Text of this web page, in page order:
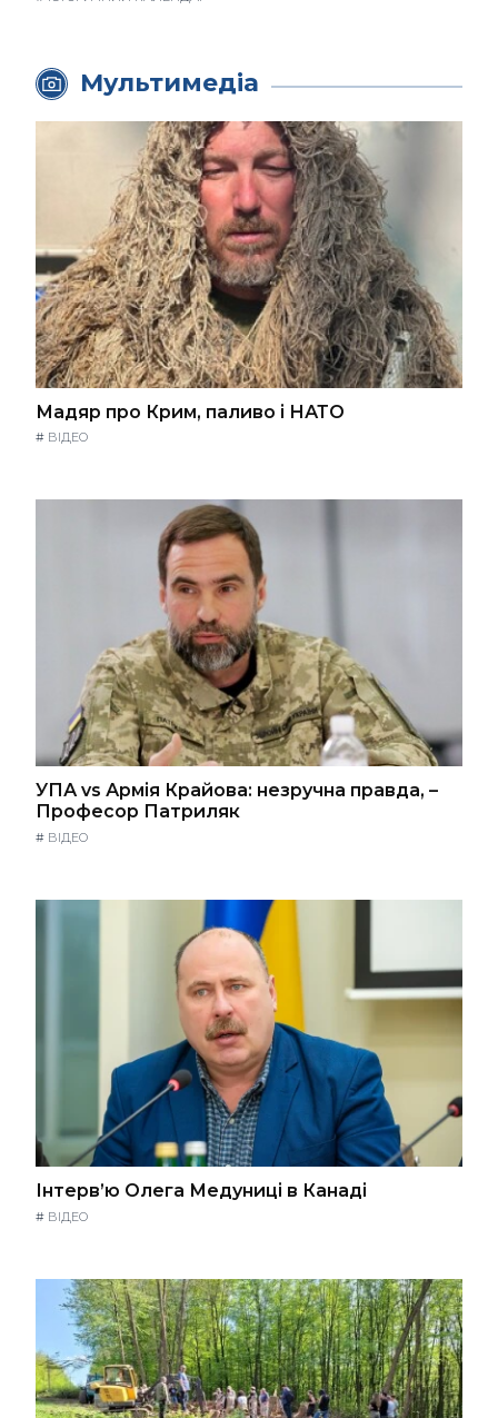
Мультимедіа
Мадяр про Крим, паливо і НАТО
# ВІДЕО
УПА vs Армія Крайова: незручна правда, –
Професор Патриляк
# ВІДЕО
Інтерв’ю Олега Медуниці в Канаді
# ВІДЕО